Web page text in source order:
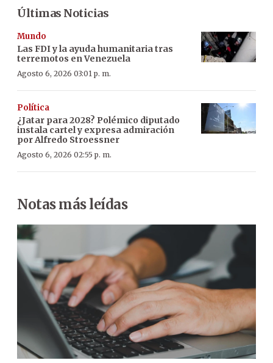
Últimas Noticias
Mundo
Las FDI y la ayuda humanitaria tras
terremotos en Venezuela
Agosto 6, 2026 03:01 p. m.
Política
¿Jatar para 2028? Polémico diputado
instala cartel y expresa admiración
por Alfredo Stroessner
Agosto 6, 2026 02:55 p. m.
Notas más leídas